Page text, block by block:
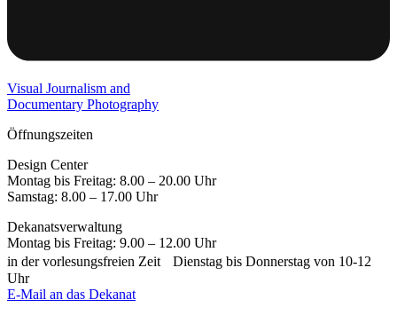
Visual Journalism and
Documentary Photography
Öffnungszeiten
Design Center
Montag bis Freitag: 8.00 – 20.00 Uhr
Samstag: 8.00 – 17.00 Uhr
Dekanatsverwaltung
Montag bis Freitag: 9.00 – 12.00 Uhr
in der vorlesungsfreien Zeit Dienstag bis Donnerstag von 10-12
Uhr
E-Mail an das Dekanat